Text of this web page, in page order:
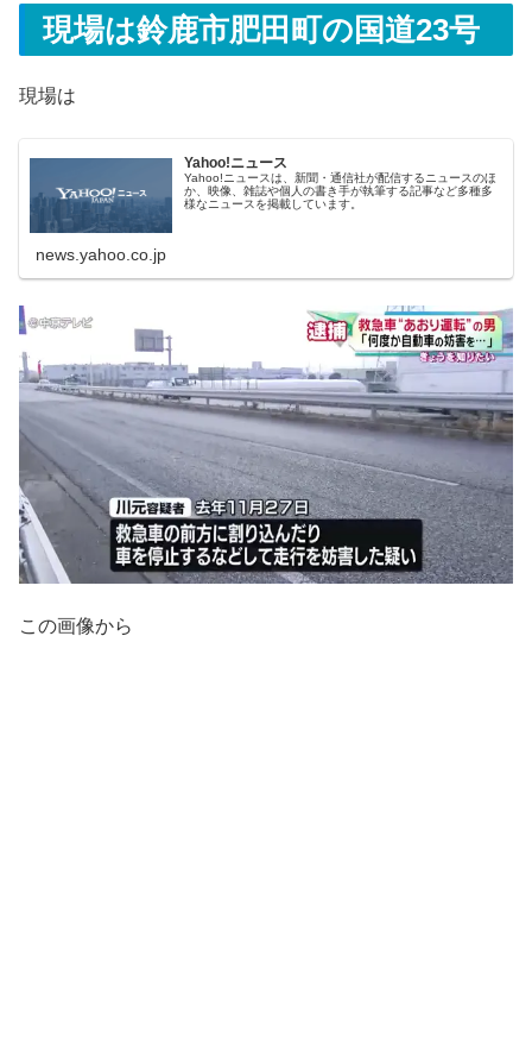
現場は鈴鹿市肥田町の国道23号
現場は
Yahoo!ニュース
Yahoo!ニュースは、新聞・通信社が配信するニュースのほ
か、映像、雑誌や個人の書き手が執筆する記事など多種多
様なニュースを掲載しています。
news.yahoo.co.jp
この画像から